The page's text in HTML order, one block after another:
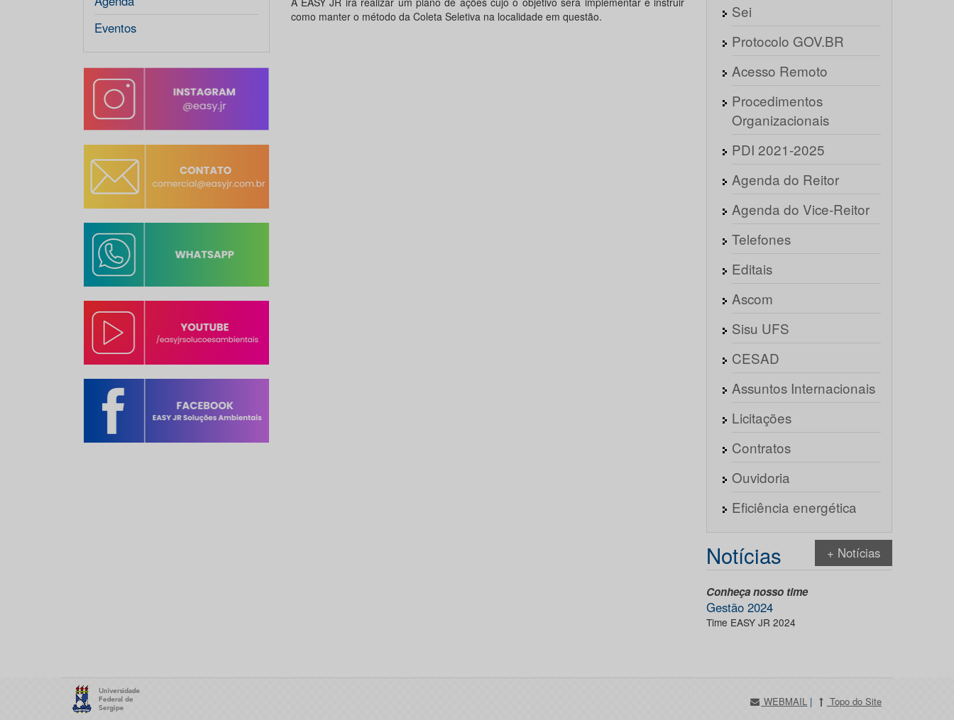
Eventos
como manter o método da Coleta Seletiva na localidade em questão.
Sei
Protocolo GOV.BR
Acesso Remoto
Procedimentos
Organizacionais
PDI 2021-2025
Agenda do Reitor
Agenda do Vice-Reitor
Telefones
Editais
Ascom
Sisu UFS
CESAD
Assuntos Internacionais
Licitações
Contratos
Ouvidoria
Eficiência energética
Notícias + Notícias
Conheça nosso time
Gestão 2024
Time EASY JR 2024
WEBMAIL | Topo do Site